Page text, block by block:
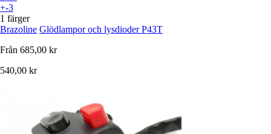
+-3
1 färger
Brazoline Glödlampor och lysdioder P43T
Från 685,00 kr
540,00 kr